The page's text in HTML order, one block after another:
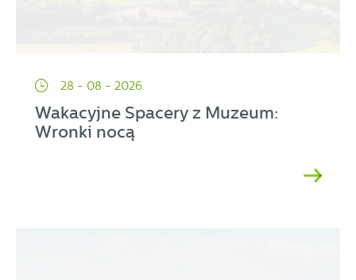
28 - 08 - 2026
Wakacyjne Spacery z Muzeum:
Wronki nocą